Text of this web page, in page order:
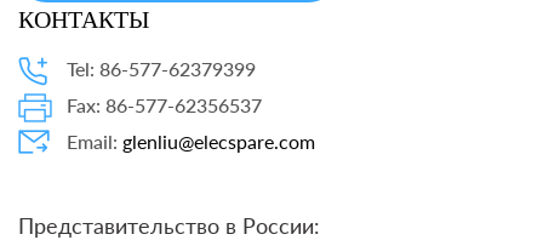
КОНТАКТЫ
Tel: 86-577-62379399
Fax: 86-577-62356537
Email: glenliu@elecspare.com
Представительство в России: